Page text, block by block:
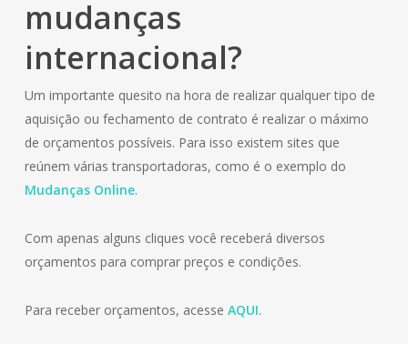
mudanças
internacional?
Um importante quesito na hora de realizar qualquer tipo de
aquisição ou fechamento de contrato é realizar o máximo
de orçamentos possíveis. Para isso existem sites que
reúnem várias transportadoras, como é o exemplo do
Mudanças Online.
Com apenas alguns cliques você receberá diversos
orçamentos para comprar preços e condições.
Para receber orçamentos, acesse AQUI.